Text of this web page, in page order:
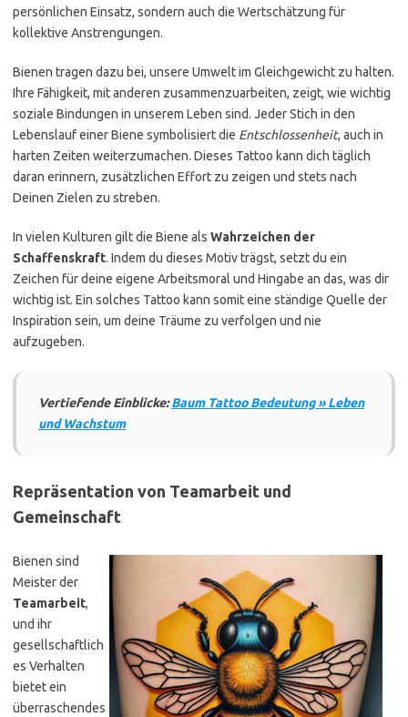
persönlichen Einsatz, sondern auch die Wertschätzung für
kollektive Anstrengungen.
Bienen tragen dazu bei, unsere Umwelt im Gleichgewicht zu halten.
Ihre Fähigkeit, mit anderen zusammenzuarbeiten, zeigt, wie wichtig
soziale Bindungen in unserem Leben sind. Jeder Stich in den
Lebenslauf einer Biene symbolisiert die Entschlossenheit, auch in
harten Zeiten weiterzumachen. Dieses Tattoo kann dich täglich
daran erinnern, zusätzlichen Effort zu zeigen und stets nach
Deinen Zielen zu streben.
In vielen Kulturen gilt die Biene als Wahrzeichen der
Schaffenskraft. Indem du dieses Motiv trägst, setzt du ein
Zeichen für deine eigene Arbeitsmoral und Hingabe an das, was dir
wichtig ist. Ein solches Tattoo kann somit eine ständige Quelle der
Inspiration sein, um deine Träume zu verfolgen und nie
aufzugeben.
Vertiefende Einblicke:Baum Tattoo Bedeutung » Leben
und Wachstum
Repräsentation von Teamarbeit und
Gemeinschaft
Bienen sind
Meister der
Teamarbeit,
und ihr
gesellschaftlich
es Verhalten
bietet ein
überraschendes